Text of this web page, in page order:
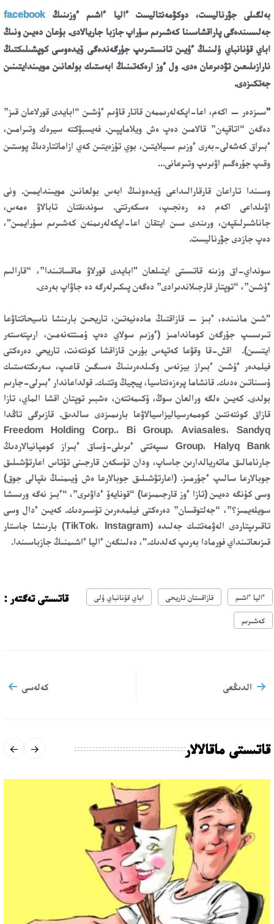
بەلگىلى جۋرناليست، دوكۋمەنتاليست ءاليا ءاشىم ءوزىنىڭfacebook
جەلىسىندەگى پاراقشاسىنا كەشىرىم سۇراپ جازبا جاريالادى. بۇعان دەيىن ونىڭ
اباي قۇنانباي ۇلىنىڭ ءۇيىن تانىستىرىپ جۇرگەندەگى ۆيدەوسى كوپشىلىكتىڭ
نارازىلىعىن تۋدىرعان ەدى. ول ءوز ارەكەتىنىڭ ابەستىك بولعانىن مويىندايتىنىن
جەتكىزدى.
"سىزدەر — اكەم، اعا-اپكەلەرىممەن قاتار قاۋىم ءۇشىن “ابايدى قورلاعان قىز”
دەگەن “اتاقپەن” قالامىن دەپ ەش ويلاماپپىن. فەيسبۋكتە سيرەك وتىرامىن،
ءبىراق كەشەلى-بەرى ءوزىم سىيلايتىن، بوي تۇزەيتىن كەي ازاماتتاردىڭ پوستىن
وقىپ جۇرەگىم اۋىرىپ وتىرعانى...
وسىندا تاراعان قارقارالىداعى ۆيدەونىڭ ابەس بولعانىن مويىندايمىن. ونى
اۋىلداعى اكەم دە رەنجىپ، ەسكەرتتى. سوندىقتان تابالاۋ ەمەس،
جاناشىرلىقپەن، ورىندى سىن ايتقان اعا-اپكەلەرىمنەن كەشىرىم سۇرايمىن"،
دەپ جازدى جۋرناليست.
سونداي-اق وزىنە قاتىستى ايتىلعان "ابايدى قورلاۋ ماقساتىندا”، “قارالىم
ءۇشىن”، “توپتار قارجىلاندىرادى” دەگەن پىكىرلەرگە دە جاۋاپ بەردى.
"شىن مانىندە، ءبىز — قازاقتىڭ مادەنيەتىن، تاريحىن بارىنشا ناسيحاتتاۋعا
تىرىسىپ جۇرگەن كوماندامىز (ءوزىم سولاي دەپ ۇمىتتەنەمىن، ارىپتەستەر
ايتسىن). اقش-قا وقۋعا كەتپەس بۇرىن قازاقشا كونتەنت، تاريحي دەرەكتى
فيلمدەر ءۇشىن ءبىراز بيزنەس وكىلدەرىنىڭ ەسىگىن قاعىپ، سەرىكتەستىك
ۇسىناتىن ەدىك. قانشاما پرەزەنتاسيا، پيچيڭ وتتىك. قولداعاندار ءبىرلى-جارىم
بولدى. كەيىن ەلگە ورالعان سوڭ، ۇكىمەتتەن، ەشبىر توپتان اقشا الماي، تازا
قازاق كونتەنتىن كوممەرسياليزاسيالاۋعا بارىمىزدى سالدىق. قازىرگى تاڭدا
Freedom Holding Corp.، Bi Group، Aviasales، Sandyq
Group، Halyq Bank ىسپەتتى ءىرىلى-ۇساق ءبىراز كومپانيالاردىڭ
جارنامالىق ماتەريالدارىن جاساپ، ودان تۇسكەن قارجىنى تۇتاس اعارتۋشىلىق
جوبالارعا سالىپ ءجۇرمىز. (اعارتۋشىلىق جوبالارعا ەش ۇيىمنىڭ ىقپالى جوق)
وسى كۇنگە دەيىن (تازا ءوز قارجىمىزعا) “قونايەۆ ءداۋىرى”، “ءبىز نەگە ورىسشا
سويلەيمىز؟”، “جەلتوقسان” دەرەكتى فيلمدەرىن تۇسىردىك. كەيىن ءدال وسى
تاقىرىپتاردى الەۋمەتتىك جەلىدە (TikTok، Instagram) بارىنشا جاستار
قىزىعاتىنداي فورمادا بەرىپ كەلدىك."، دەلىنگەن ءاليا ءاشىمنىڭ جازباسىندا.
قاتىستى تەگتەر : ءاليا ءاشىم قازاقستان تاريحى اباي قۇنانباي ۇلى
كەشىرىم
الدىڭعى كەلەسى
قاتىستى ماقالالار